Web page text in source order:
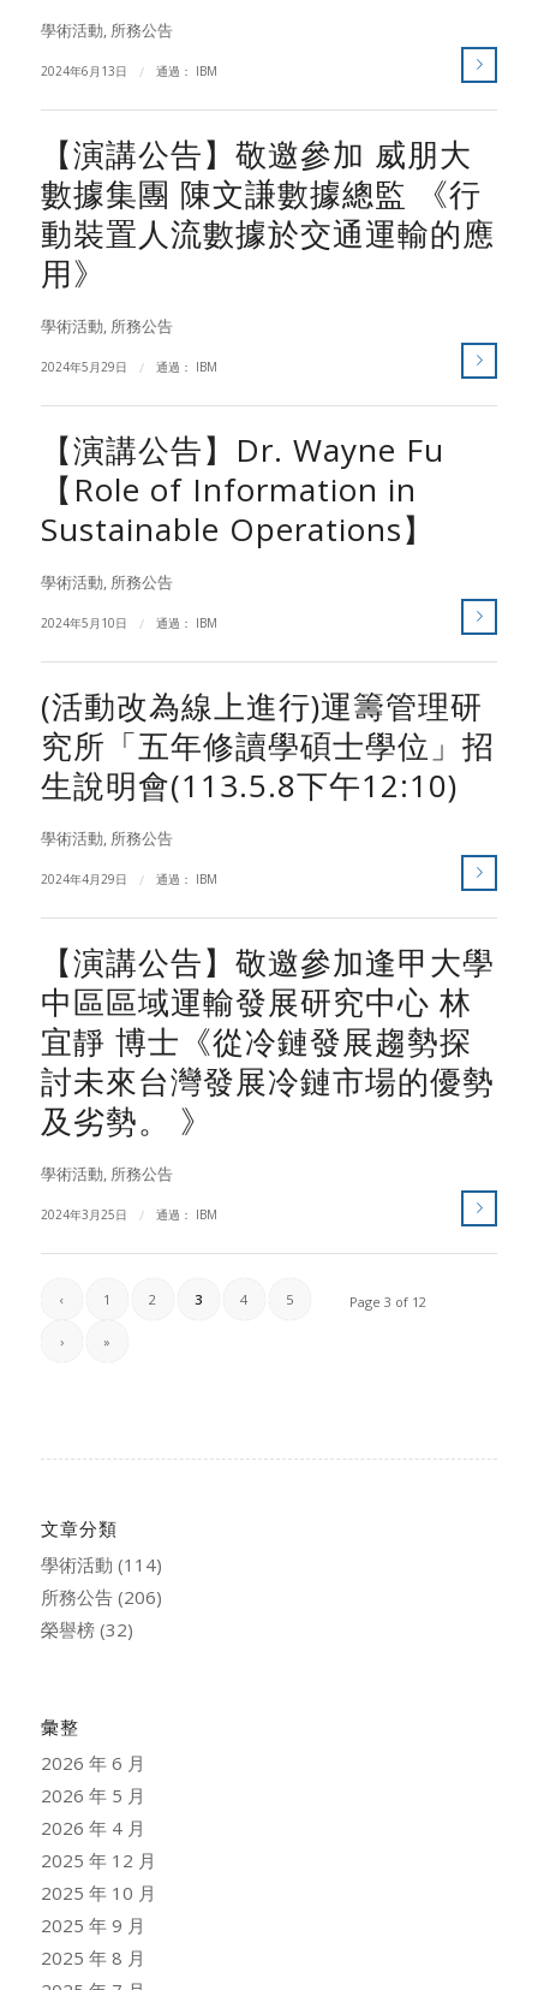
學術活動, 所務公告
2024年6月13日 / 通過： IBM
【演講公告】敬邀參加 威朋大
數據集團 陳文謙數據總監 《行
動裝置人流數據於交通運輸的應
用》
學術活動, 所務公告
2024年5月29日 / 通過： IBM
【演講公告】Dr. Wayne Fu
【Role of Information in
Sustainable Operations】
學術活動, 所務公告
2024年5月10日 / 通過： IBM
(活動改為線上進行)運籌管理研
究所「五年修讀學碩士學位」招
生說明會(113.5.8下午12:10)
學術活動, 所務公告
2024年4月29日 / 通過： IBM
【演講公告】敬邀參加逢甲大學
中區區域運輸發展研究中心 林
宜靜 博士《從冷鏈發展趨勢探
討未來台灣發展冷鏈市場的優勢
及劣勢。 》
學術活動, 所務公告
2024年3月25日 / 通過： IBM
Page 3 of 12
‹ 1 2 3 4 5
› »
文章分類
學術活動 (114)
所務公告(206)
榮譽榜(32)
彙整
2026 年 6 月
2026 年 5 月
2026 年 4 月
2025 年 12 月
2025 年 10 月
2025 年 9 月
2025 年 8 月